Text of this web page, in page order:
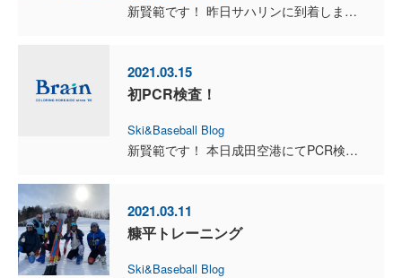
新賢範です！ 昨日サハリンに到着しました。飛行機降りてから予想以上に時間がかかり夜遅くの到着になりましたが本日トレーニングを行ってきました。気候は北海道よりもやや寒く、コースは硬く仕上がっていた...
2021.03.15
初PCR検査！
Ski&Baseball Blog
新賢範です！ 本日成田空港にてPCR検査を受けて来ました！出発は17日なのですが、何かあってからでは対処しきれないのでリスクヘッジで前もって検査を受ける事にしました。私自身PCR検査は初めてなの...
2021.03.11
糠平トレーニング
Ski&Baseball Blog